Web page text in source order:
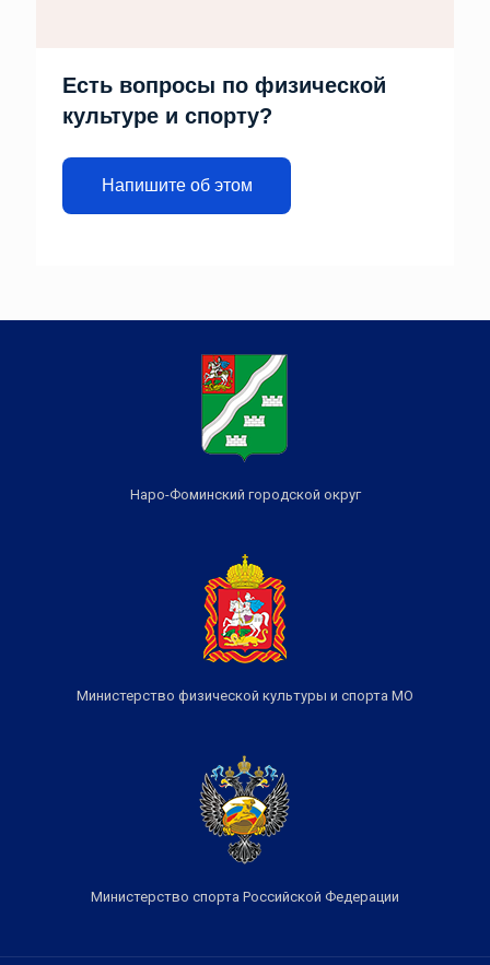
Есть вопросы по физической
культуре и спорту?
Напишите об этом
Наро-Фоминский городской округ
Министерство физической культуры и спорта МО
Министерство спорта Российской Федерации